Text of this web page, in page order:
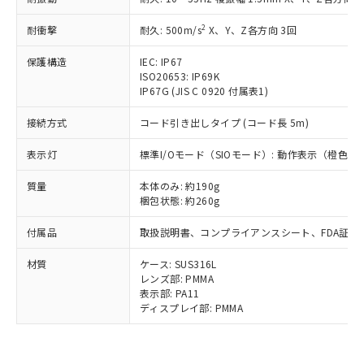
耐衝撃 耐久: 500m/s2 X、Y、Z各方向 3回
保護構造
IEC: IP67
ISO20653: IP69K
IP67G (JIS C 0920 付属表1)
接続方式 コード引き出しタイプ (コード長 5m)
表示灯 標準I/Oモード（SIOモード）: 動作表示（橙色/
質量
本体のみ: 約190g
梱包状態: 約260g
付属品 取扱説明書、コンプライアンスシート、FDA証
材質
ケース: SUS316L
レンズ部: PMMA
表示部: PA11
ディスプレイ部: PMMA
準価格とは異なる場合があることをご
了承ください。
正式な納期状況および標準価格はお客
様のお取引先、またはお客様担当のオ
ムロン制御機器販売店・当社販売員に
ご相談ください。
オムロン制御機器販売店や当社販売拠
販売ネットワーク
」をご確認
ください。
在庫状況および標準価格結果を当社の
事前の承諾なく第三者に漏洩または開
示しないようお願いします。
マイパーツ機能（部品リスト作成サー
ビス）をご利用いただくには、I-Web
メンバーズにご登録されている必要が
あります。
お客様が当ウェブサイト上で当社にご
登録された部品リストについて、当社
類(PBB) 1000ppm以下、ポリ臭化ジフェニルエーテル類
(PBDE) 1000ppm以下、フタル酸ビス(2-エチルヘキシ
ル) (DEHP)(別名：DOP) 1000ppm以下、フタル酸ブチ
ルベンジル（BBP） 1000ppm以下、フタル酸ジブチル
（DBP） 1000ppm以下、フタル酸ジイソブチル
(DIBP) 1000ppm以下
但し、RoHS指令で産業用監視および制御機器に対する
適用除外項目は除く。
フタル酸エステル類の４物質については閾値を超える意
図的な使用がないことを確認しています。
※2 対応予定月
部品在庫の切り替え状況などにより、予定
月が前後することがあります。
※3 非含有証明書ダウンロード
Cr(Ⅵ)(六価クロム) : 1000ppm、 PBBs(ポリ臭化ビフェ
ニル類) : 1000ppm、 PBDEs(ポリ臭化ジフェニルエーテ
ル類) : 1000ppm、
DBP(フタル酸ジブチル) : 1000ppm、 DIBP(フタル酸ジ
イソブチル) : 1000ppm、 BBP(フタル酸ブチルベンジ
DEHP(フタル酸ビス(2-エチルヘキシル)) : 1000ppm
※2 環境保護使用期限
「ｅ」：有害物質（10物質）のすべてが基
準値以下であることを示します。
「10」：通常の使用状況下において有害物
質が外部に漏えいし、環境に深刻な影響を
及ぼさない年数を意味します。
「－」：未確認です。当社販売部門へお問
い合わせください。
国政府の輸出許可(または役務取引許
可)を取得するなどの必要な手続きを
とります。
当社は規制貨物を破棄する場合は、完
全に破砕するなど、違法に輸出されな
いよう必要な手段を講じます。
当社は貴社製品を、核兵器、ミサイ
ル、化学兵器、生物兵器またはその他
武器並びにこれらの製造装置等に一切
使用いたしません。
当社は、貴社製品を第三者に販売する
場合は、上記1、2および3の内容を当
該第三者に通知します。また当社は、
販売先および販売に係わる関係者が違
り引きをいたしません。
一定数以上の在庫あり
一定数には満たないが在庫あり
在庫なし(最新の在庫状況につ
いては、お客様のお取引先、ま
たはお客様担当のオムロン制御
機器販売店・当社販売員にご確
認ください)
受注生産機種、また在庫状況の
情報を公開していない機種